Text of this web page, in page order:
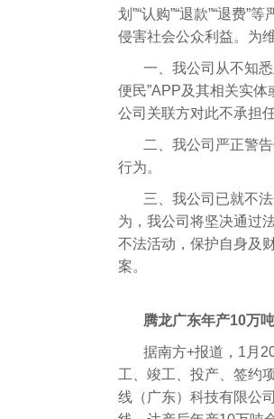
划”“认购”“退款”“退费
侵害社会公众利益。为
一、我公司从不知
便民”APP及其相关实
公司关联方对此不承担
二、我公司严正警
行为。
三、我公司已就不
为，我公司将坚决通过
不法活动，保护自身及
案。
腾龙广东年产10万
据南方+报道，1月
工、竣工、投产、签约
线（广东）科技有限公